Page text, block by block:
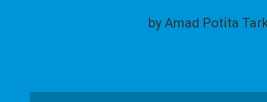
by Amad Potita